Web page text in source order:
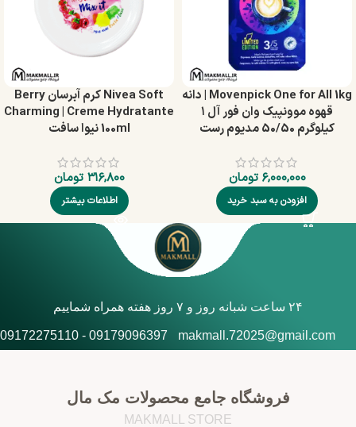
Movenpick One for All 1kg | دانه
قهوه موونپیک وان فور آل ۱
کیلوگرم 50/50 مدیوم رست
۶,۰۰۰,۰۰۰ تومان
افزودن به سبد خرید
Nivea Soft کرم آبرسان Berry
Charming | Creme Hydratante
100ml نیوا سافت
۳۱۶,۸۰۰ تومان
اطلاعات بیشتر
۲۴ ساعت شبانه روز و ۷ روز هفته همراه شماییم
makmall.72025@gmail.com
09179096397 - 09172275110
فروشگاه جامع محصولات مک مال
MAKMALL STORE